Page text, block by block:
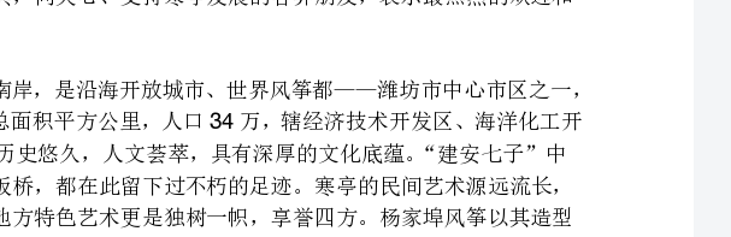
木版年画，在中国民间艺术中占有重要地位。改革开放以来，特别是近几年来，寒亭区抓住新一轮发
展机遇，以杨家埠风筝和木版年画为重点，依托丰富多彩的民俗文化，借助潍坊国际风筝会的拉动，不断
加大保护、开发力度，杨家埠已成为展示我国悠久历史、灿烂文化的重要窗口和集民俗旅游、休闲娱乐、
精美，色彩艳丽，品种繁多，扎工精细等特点，与北京风筝、天津风筝并称为中国风筝的三大流派，是我